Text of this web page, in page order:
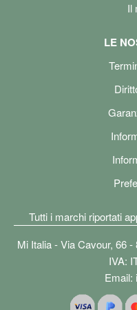
Il
LE
Tutti i marchi riportati
Mi Italia - Via Cavour, 66
IVA:
Email: